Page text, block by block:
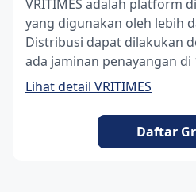
VRITIMES adalah platform
yang digunakan oleh lebih
Distribusi dapat dilakukan
ada jaminan penayangan di
Lihat detail VRITIMES
Daftar